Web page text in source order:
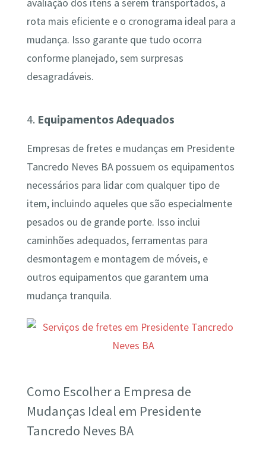
avaliação dos itens a serem transportados, a
rota mais eficiente e o cronograma ideal para a
mudança. Isso garante que tudo ocorra
conforme planejado, sem surpresas
desagradáveis.
4. Equipamentos Adequados
Empresas de fretes e mudanças em Presidente
Tancredo Neves BA possuem os equipamentos
necessários para lidar com qualquer tipo de
item, incluindo aqueles que são especialmente
pesados ou de grande porte. Isso inclui
caminhões adequados, ferramentas para
desmontagem e montagem de móveis, e
outros equipamentos que garantem uma
mudança tranquila.
Como Escolher a Empresa de
Mudanças Ideal em Presidente
Tancredo Neves BA